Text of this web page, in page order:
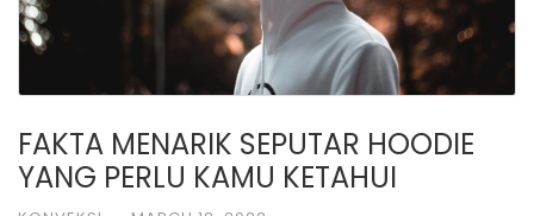
FAKTA MENARIK SEPUTAR HOODIE
YANG PERLU KAMU KETAHUI